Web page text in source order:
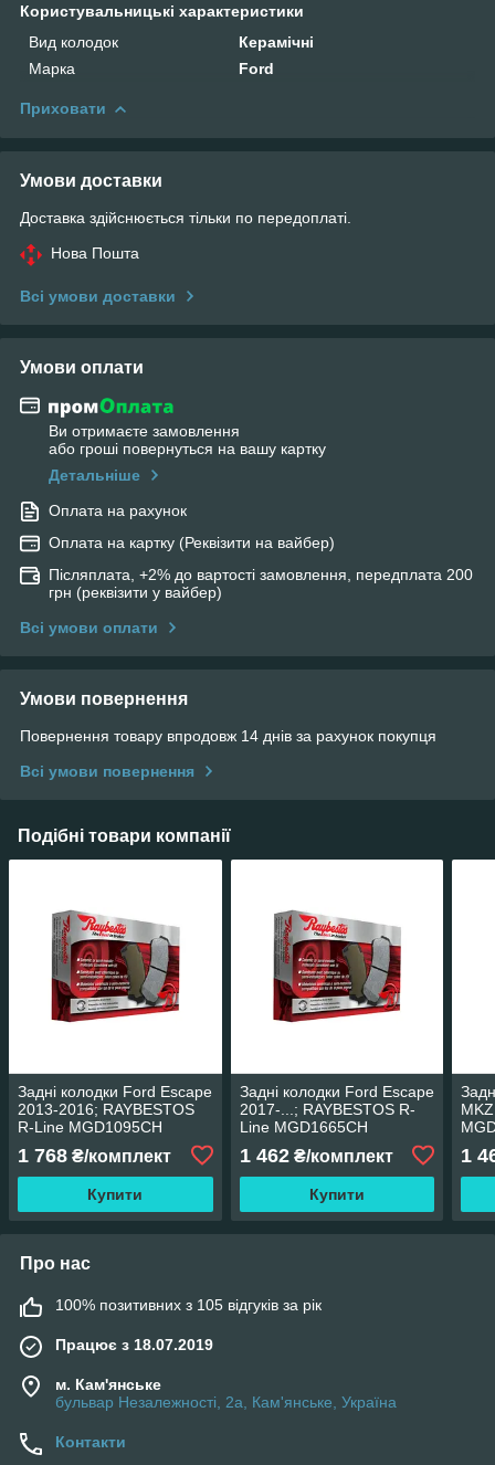
Користувальницькі характеристики
Вид колодок
Керамічні
Марка
Ford
Приховати
Умови доставки
Доставка здійснюється тільки по передоплаті.
Нова Пошта
Всі умови доставки
Умови оплати
Ви отримаєте замовлення
або гроші повернуться на вашу картку
Детальніше
Оплата на рахунок
Оплата на картку (Реквізити на вайбер)
Післяплата, +2% до вартості замовлення, передплата 200
грн (реквізити у вайбер)
Всі умови оплати
Умови повернення
Повернення товару впродовж 14 днів за рахунок покупця
Всі умови повернення
Подібні товари компанії
Задні колодки Ford Escape
2013-2016; RAYBESTOS
R-Line MGD1095CH
1 768 ₴/комплект
Купити
Задні колодки Ford Escape
2017-...; RAYBESTOS R-
Line MGD1665CH
1 462₴/комплект
Купити
1
Про нас
100% позитивних з 105 відгуків за рік
Працює з 18.07.2019
м. Кам'янське
бульвар Незалежності, 2а, Кам'янське, Україна
Контакти